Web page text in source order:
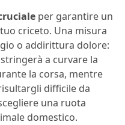
per garantire un
criceto. Una misura
o addirittura dolore:
a curvare la
la corsa, mentre
difficile da
una ruota
domestico.